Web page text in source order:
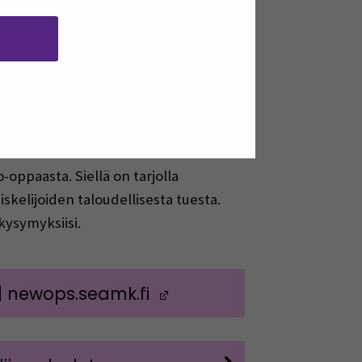
uuteen ikkunaan)
oppaasta. Siellä on tarjolla
taloudellisesta tuesta.